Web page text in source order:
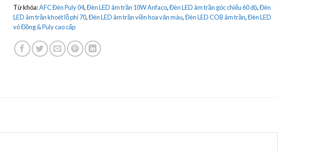
Từ khóa:AFC Đèn Puly 04,Đèn LED âm trần 10W Anfaco,Đèn LED âm trần góc chiếu 60 độ,Đèn
LED âm trần khoét lỗ phi 70,Đèn LED âm trần viền hoa văn màu,Đèn LED COB âm trần,Đèn LED
vỏ Đồng & Puly cao cấp